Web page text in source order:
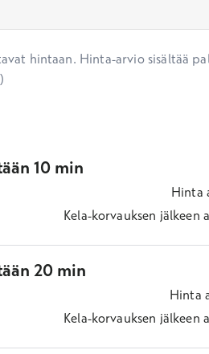
hintaan. Hinta-arvio sisältää
10 min
Hinta
Kela-korvauksen jälkeen
20 min
Hinta
Kela-korvauksen jälkeen